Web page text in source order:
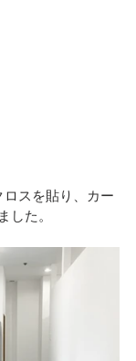
スを貼り、カー
した。